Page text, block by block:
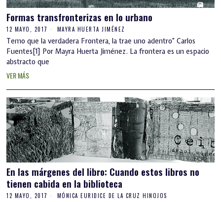
Formas transfronterizas en lo urbano
12 MAYO, 2017 MAYRA HUERTA JIMÉNEZ
Temo que la verdadera Frontera, la trae uno adentro” Carlos
Fuentes[1] Por Mayra Huerta Jiménez. La frontera es un espacio
abstracto que
VER MÁS
En las márgenes del libro: Cuando estos libros no
tienen cabida en la biblioteca
12 MAYO, 2017 MÓNICA EURIDICE DE LA CRUZ HINOJOS